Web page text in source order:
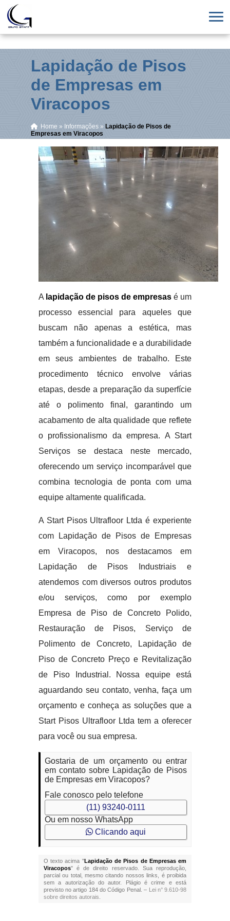
Lapidação de Pisos
de Empresas em
Viracopos
Home » Informações » Lapidação de Pisos de
Empresas em Viracopos
A lapidação de pisos de empresas é um
processo essencial para aqueles que
buscam não apenas a estética, mas
também a funcionalidade e a durabilidade
em seus ambientes de trabalho. Este
procedimento técnico envolve várias
etapas, desde a preparação da superfície
até o polimento final, garantindo um
acabamento de alta qualidade que reflete
o profissionalismo da empresa. A Start
Serviços se destaca neste mercado,
oferecendo um serviço incomparável que
combina tecnologia de ponta com uma
equipe altamente qualificada.
A Start Pisos Ultrafloor Ltda é experiente
com Lapidação de Pisos de Empresas
em Viracopos, nos destacamos em
Lapidação de Pisos Industriais e
atendemos com diversos outros produtos
e/ou serviços, como por exemplo
Empresa de Piso de Concreto Polido,
Restauração de Pisos, Serviço de
Polimento de Concreto, Lapidação de
Piso de Concreto Preço e Revitalização
de Piso Industrial. Nossa equipe está
aguardando seu contato, venha, faça um
orçamento e conheça as soluções que a
Start Pisos Ultrafloor Ltda tem a oferecer
para você ou sua empresa.
Gostaria de um orçamento ou entrar
em contato sobre Lapidação de Pisos
de Empresas em Viracopos?
Fale conosco pelo telefone
(11) 93240-0111
Ou em nosso WhatsApp
Clicando aqui
O texto acima "Lapidação de Pisos de Empresas em
Viracopos" é de direito reservado. Sua reprodução,
parcial ou total, mesmo citando nossos links, é proibida
sem a autorização do autor. Plágio é crime e está
previsto no artigo 184 do Código Penal. – Lei n° 9.610-98
sobre direitos autorais